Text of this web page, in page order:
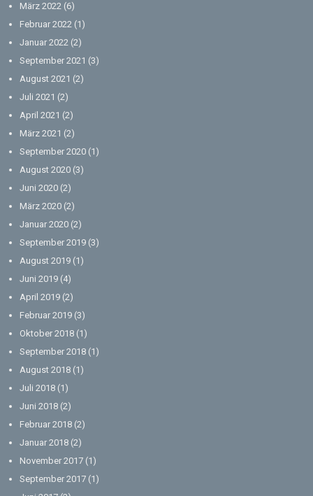
März 2022 (6)
Februar 2022 (1)
Januar 2022 (2)
September 2021 (3)
August 2021 (2)
Juli 2021 (2)
April 2021 (2)
März 2021 (2)
September 2020 (1)
August 2020 (3)
Juni 2020 (2)
März 2020 (2)
Januar 2020 (2)
September 2019 (3)
August 2019 (1)
Juni 2019 (4)
April 2019 (2)
Februar 2019 (3)
Oktober 2018 (1)
September 2018 (1)
August 2018 (1)
Juli 2018 (1)
Juni 2018 (2)
Februar 2018 (2)
Januar 2018 (2)
November 2017 (1)
September 2017 (1)